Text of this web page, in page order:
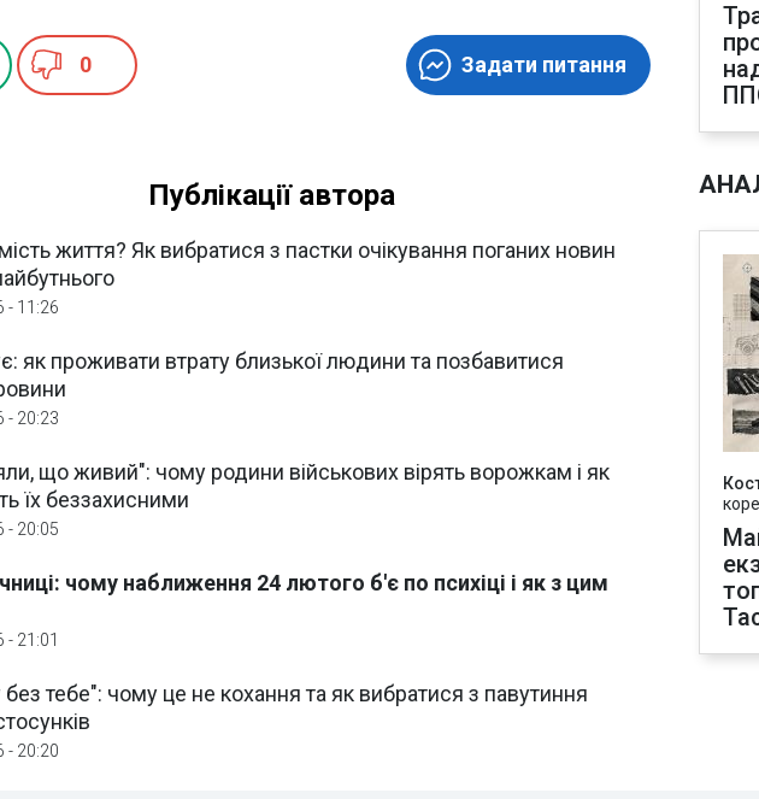
0 Задати питання
Публікації автора
життя? Як вибратися з пастки очікування поганих новин
- 11:26
як проживати втрату близької людини та позбавитися
- 20:23
що живий": чому родини військових вірять ворожкам і як
їх беззахисними
- 20:05
чому наближення 24 лютого б'є по психіці і як з цим
- 21:01
тебе": чому це не кохання та як вибратися з павутиння
- 20:20